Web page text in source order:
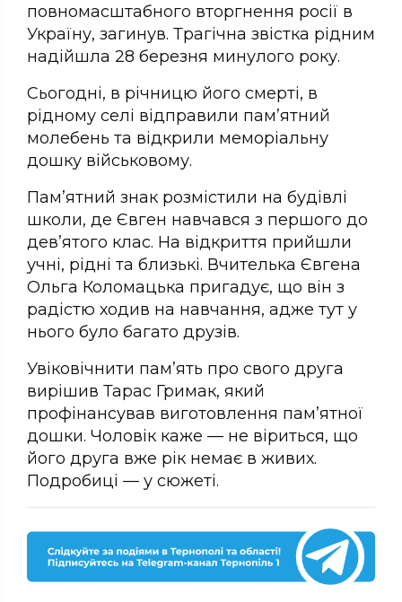
повномасштабного вторгнення росії в
Україну, загинув. Трагічна звістка рідним
надійшла 28 березня минулого року.
Сьогодні, в річницю його смерті, в
рідному селі відправили пам’ятний
молебень та відкрили меморіальну
дошку військовому.
Пам’ятний знак розмістили на будівлі
школи, де Євген навчався з першого до
дев’ятого клас. На відкриття прийшли
учні, рідні та близькі. Вчителька Євгена
Ольга Коломацька пригадує, що він з
радістю ходив на навчання, адже тут у
нього було багато друзів.
Увіковічнити пам’ять про свого друга
вирішив Тарас Гримак, який
профінансував виготовлення пам’ятної
дошки. Чоловік каже — не віриться, що
його друга вже рік немає в живих.
Подробиці — у сюжеті.